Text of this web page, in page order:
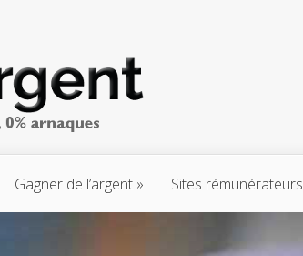
Gagner de l’argent Sites rémunérateurs